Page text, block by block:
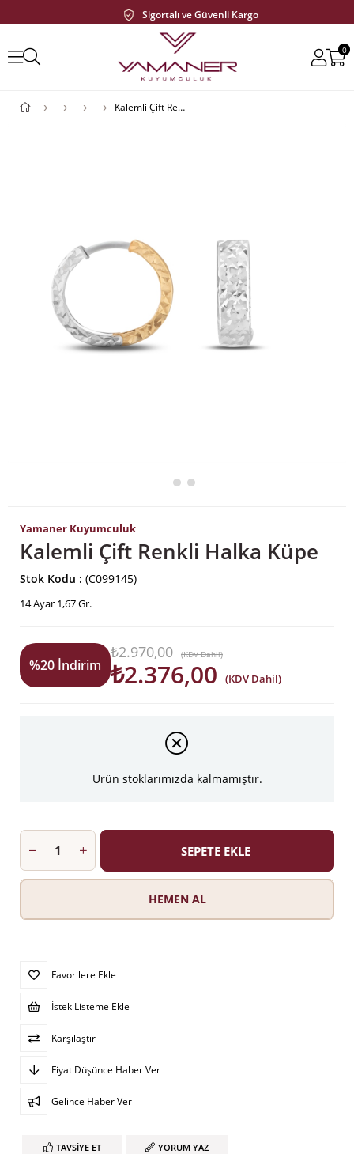
Sigortalı ve Güvenli Kargo
0
Kalemli Çift Renkli Halka Küpe
Yamaner Kuyumculuk
Kalemli Çift Renkli Halka Küpe
Stok Kodu (C099145)
14 Ayar 1,67 Gr.
%20 İndirim
₺2.970,00 (KDV Dahil)
₺2.376,00 (KDV Dahil)
Ürün stoklarımızda kalmamıştır.
Favorilere Ekle
İstek Listeme Ekle
Karşılaştır
Fiyat Düşünce Haber Ver
Gelince Haber Ver
TAVSIYE ET YORUM YAZ